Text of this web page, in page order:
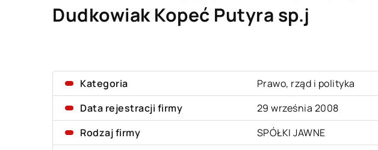
Dudkowiak Kopeć Putyra sp.j
Kategoria
Prawo, rząd i polityka
Data rejestracji firmy
29 września 2008
Rodzaj firmy
SPÓŁKI JAWNE